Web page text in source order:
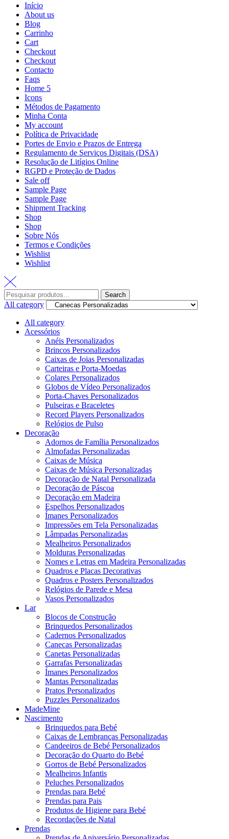
Início
About us
Blog
Carrinho
Cart
Checkout
Checkout
Contacto
Faqs
Home 5
Icons
Métodos de Pagamento
Minha Conta
My account
Política de Privacidade
Portes de Envio e Prazos de Entrega
Regulamento de Serviços Digitais (DSA)
Resolução de Litígios Online
RGPD e Proteção de Dados
Sale off
Sample Page
Sample Page
Shipment Tracking
Shop
Shop
Sobre Nós
Termos e Condições
Wishlist
Wishlist
Search
All category
All category
Acessórios
Anéis Personalizados
Brincos Personalizados
Caixas de Joias Personalizadas
Carteiras e Porta-Moedas
Colares Personalizados
Globos de Vídeo Personalizados
Porta-Chaves Personalizados
Pulseiras e Braceletes
Record Players Personalizados
Relógios de Pulso
Decoração
Adornos de Família Personalizados
Almofadas Personalizadas
Caixas de Música
Caixas de Música Personalizadas
Decoração de Natal Personalizada
Decoração de Páscoa
Decoração em Madeira
Espelhos Personalizados
Ímanes Personalizados
Impressões em Tela Personalizadas
Lâmpadas Personalizadas
Mealheiros Personalizados
Molduras Personalizadas
Nomes e Letras em Madeira Personalizadas
Quadros e Placas Decorativas
Quadros e Posters Personalizados
Relógios de Parede e Mesa
Vasos Personalizados
Lar
Blocos de Construção
Brinquedos Personalizados
Cadernos Personalizados
Canecas Personalizadas
Canetas Personalizadas
Garrafas Personalizadas
Ímanes Personalizados
Mantas Personalizadas
Pratos Personalizados
Puzzles Personalizados
MadeMine
Nascimento
Brinquedos para Bebé
Caixas de Lembranças Personalizadas
Candeeiros de Bebé Personalizados
Decoração do Quarto do Bebé
Gorros de Bebé Personalizados
Mealheiros Infantis
Peluches Personalizados
Prendas para Bebé
Prendas para Pais
Produtos de Higiene para Bebé
Recordações de Natal
Prendas